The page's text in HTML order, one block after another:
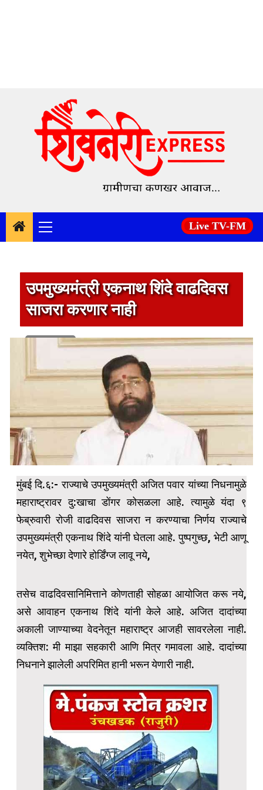
content
Primary
Menu
Live TV-FM
उपमुख्यमंत्री एकनाथ शिंदे वाढदिवस
साजरा करणार नाही
1 min read
मुंबई दि.६:- राज्याचे उपमुख्यमंत्री अजित पवार यांच्या निधनामुळे
महाराष्ट्रावर दु:खाचा डोंगर कोसळला आहे. त्यामुळे यंदा ९
फेब्रुवारी रोजी वाढदिवस साजरा न करण्याचा निर्णय राज्याचे
उपमुख्यमंत्री एकनाथ शिंदे यांनी घेतला आहे. पुष्पगुच्छ, भेटी आणू
नयेत, शुभेच्छा देणारे होर्डिंग्ज लावू नये,
तसेच वाढदिवसानिमित्ताने कोणताही सोहळा आयोजित करू नये,
असे आवाहन एकनाथ शिंदे यांनी केले आहे. अजित दादांच्या
अकाली जाण्याच्या वेदनेतून महाराष्ट्र आजही सावरलेला नाही.
व्यक्तिश: मी माझा सहकारी आणि मित्र गमावला आहे. दादांच्या
निधनाने झालेली अपरिमित हानी भरून येणारी नाही.